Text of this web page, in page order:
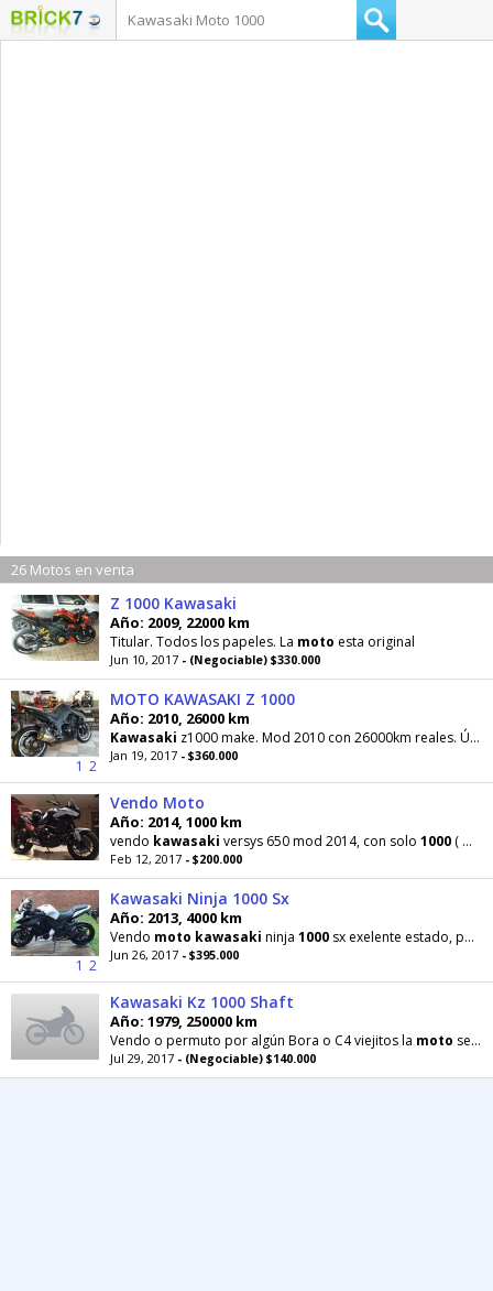
26 Motos en venta
Z 1000 Kawasaki
Año: 2009, 22000 km
Titular. Todos los papeles. La moto esta original
Jun 10, 2017 - (Negociable) $330.000
1 2
MOTO KAWASAKI Z 1000
Año: 2010, 26000 km
Kawasaki z1000 make. Mod 2010 con 26000km reales. Único dueño, impecable, frenos abs, tablero
Jan 19, 2017 - $360.000
Vendo Moto
Año: 2014, 1000 km
vendo kawasaki versys 650 mod 2014, con solo 1000 ( mil) km impecable!!!!
Feb 12, 2017 - $200.000
1 2
Kawasaki Ninja 1000 Sx
Año: 2013, 4000 km
Vendo moto kawasaki ninja 1000 sx exelente estado, poco uso 4000 km casi 0km.
Jun 26, 2017 - $395.000
Kawasaki Kz 1000 Shaft
Año: 1979, 250000 km
Vendo o permuto por algún Bora o C4 viejitos la moto se encuentra funcionando todos los días
Jul 29, 2017 - (Negociable) $140.000